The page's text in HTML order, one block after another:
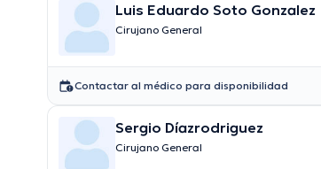
Luis Eduardo Soto Gonzalez
Cirujano General
Contactar al médico para disponibilidad
Sergio Díazrodriguez
Cirujano General